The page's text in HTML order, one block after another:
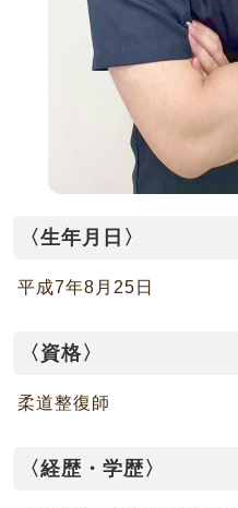
〈生年月日〉
平成7年8月25日
〈資格〉
柔道整復師
〈経歴・学歴〉